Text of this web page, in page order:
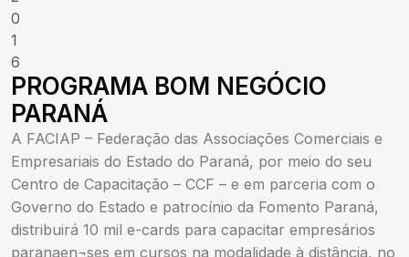
0
1
6
PROGRAMA BOM NEGÓCIO
PARANÁ
A FACIAP – Federação das Associações Comerciais e
Empresariais do Estado do Paraná, por meio do seu
Centro de Capacitação – CCF – e em parceria com o
Governo do Estado e patrocínio da Fomento Paraná,
distribuirá 10 mil e-cards para capacitar empresários
paranaen¬ses em cursos na modalidade à distância, no